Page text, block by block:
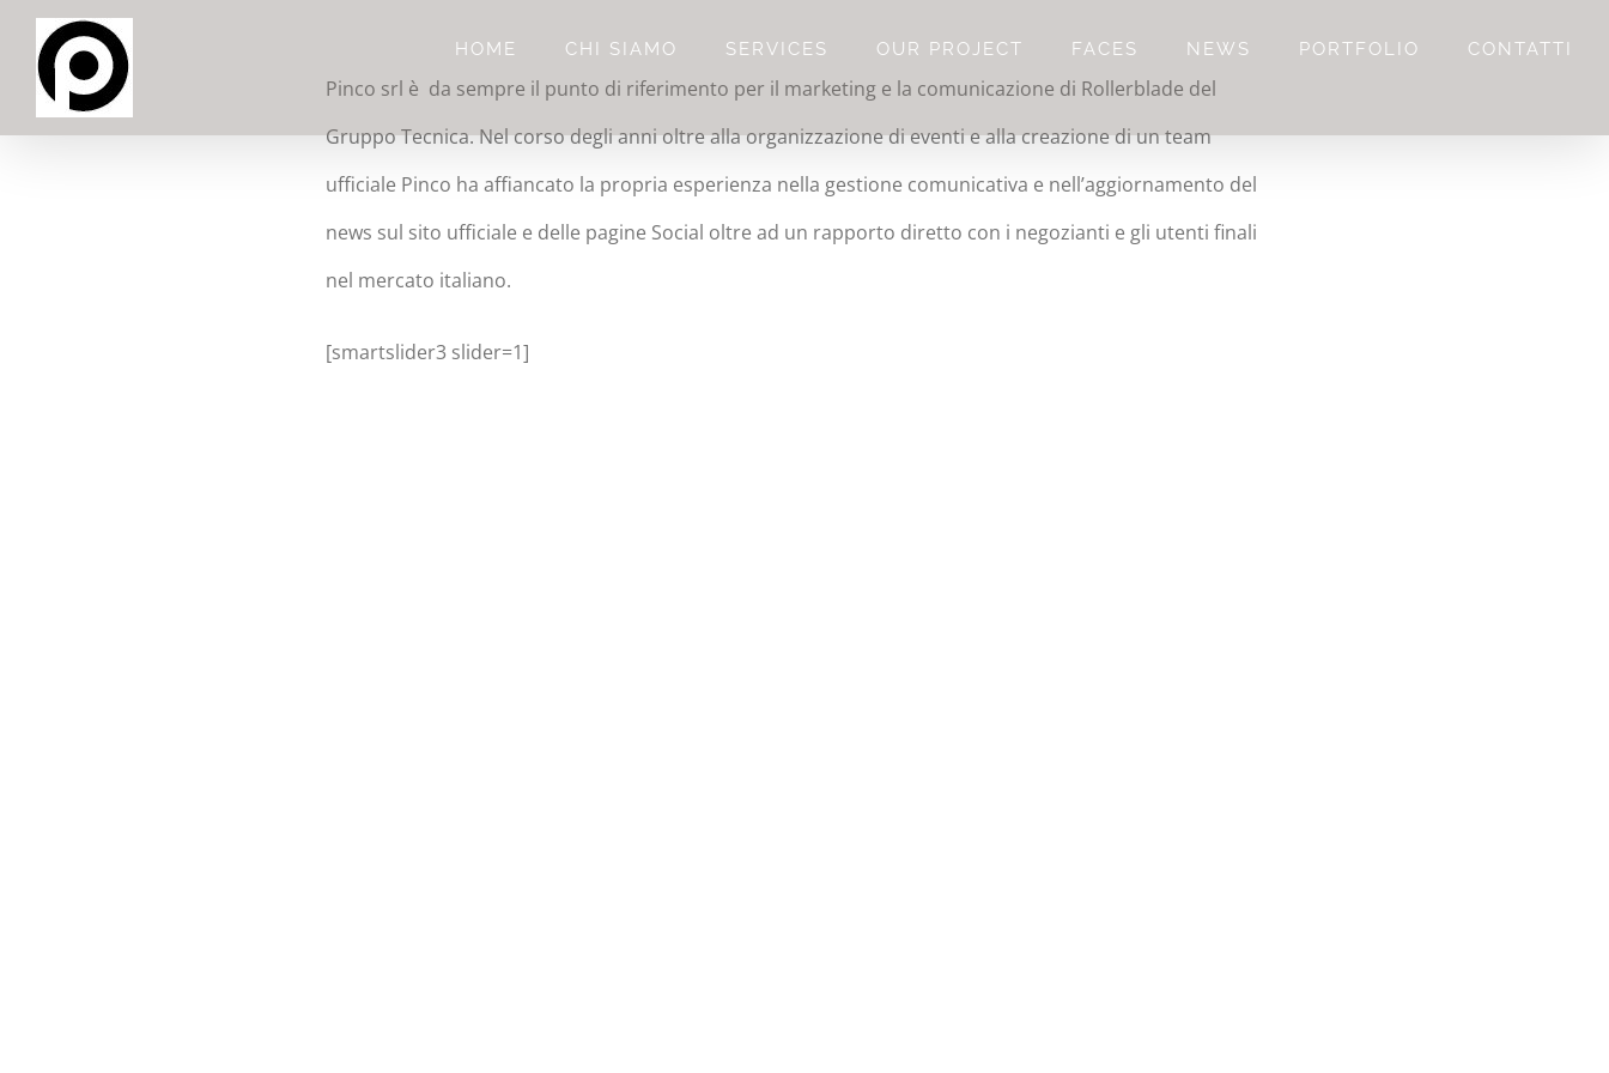
Salta
contenuto
HOME CHI SIAMO SERVICES OUR PROJECT FACES NEWS PORTFOLIO CONTATTI
Pinco srl è da sempre il punto di riferimento per il marketing e la comunicazione di Rollerblade del
Gruppo Tecnica. Nel corso degli anni oltre alla organizzazione di eventi e alla creazione di un team
ufficiale Pinco ha affiancato la propria esperienza nella gestione comunicativa e nell’aggiornamento del
news sul sito ufficiale e delle pagine Social oltre ad un rapporto diretto con i negozianti e gli utenti finali
nel mercato italiano.
[smartslider3 slider=1]